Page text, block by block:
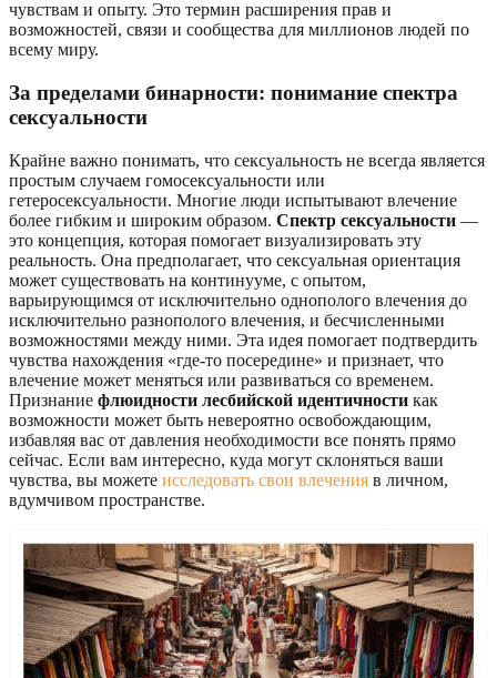
чувствам и опыту. Это термин расширения прав и
возможностей, связи и сообщества для миллионов людей по
всему миру.
За пределами бинарности: понимание спектра
сексуальности
Крайне важно понимать, что сексуальность не всегда является
простым случаем гомосексуальности или
гетеросексуальности. Многие люди испытывают влечение
более гибким и широким образом. Спектр сексуальности —
это концепция, которая помогает визуализировать эту
реальность. Она предполагает, что сексуальная ориентация
может существовать на континууме, с опытом,
варьирующимся от исключительно однополого влечения до
исключительно разнополого влечения, и бесчисленными
возможностями между ними. Эта идея помогает подтвердить
чувства нахождения «где-то посередине» и признает, что
влечение может меняться или развиваться со временем.
Признание флюидности лесбийской идентичности как
возможности может быть невероятно освобождающим,
избавляя вас от давления необходимости все понять прямо
сейчас. Если вам интересно, куда могут склоняться ваши
чувства, вы можете исследовать свои влечения в личном,
вдумчивом пространстве.